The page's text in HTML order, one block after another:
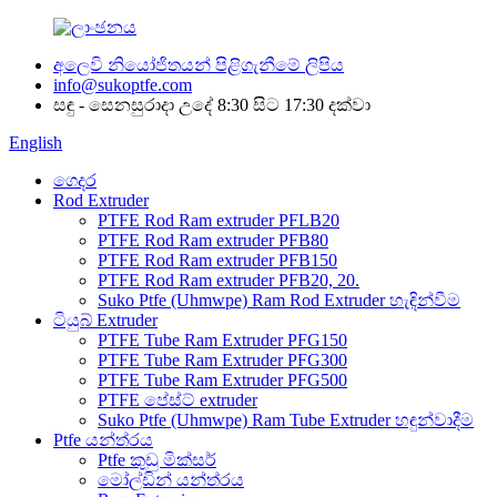
අලෙවි නියෝජිතයන් පිළිගැනීමේ ලිපිය
info@sukoptfe.com
සඳු - සෙනසුරාදා උදේ 8:30 සිට 17:30 දක්වා
English
ගෙදර
Rod Extruder
PTFE Rod Ram extruder PFLB20
PTFE Rod Ram extruder PFB80
PTFE Rod Ram extruder PFB150
PTFE Rod Ram extruder PFB20, 20.
Suko Ptfe (Uhmwpe) Ram Rod Extruder හැඳින්වීම
ටියුබ් Extruder
PTFE Tube Ram Extruder PFG150
PTFE Tube Ram Extruder PFG300
PTFE Tube Ram Extruder PFG500
PTFE පේස්ට් extruder
Suko Ptfe (Uhmwpe) Ram Tube Extruder හඳුන්වාදීම
Ptfe යන්ත්රය
Ptfe කුඩු මික්සර්
මෝල්ඩින් යන්ත්රය